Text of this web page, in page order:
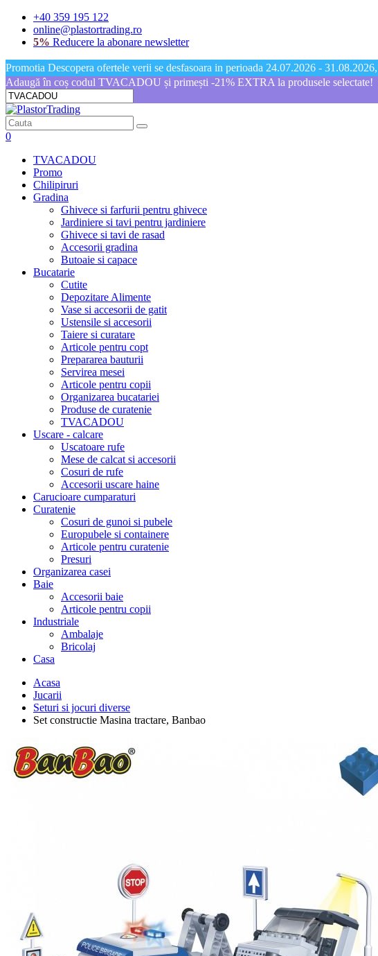
+40 359 195 122
online@plastortrading.ro
5% Reducere la abonare newsletter
Promotia Descopera ofertele verii se desfasoara in perioada 24.07.2026 -
Adaugă în coș codul TVACADOU și primești -21% EXTRA la produsele selectate!
0
TVACADOU
Promo
Chilipiruri
Gradina
Ghivece si farfurii pentru ghivece
Jardiniere si tavi pentru jardiniere
Ghivece si tavi de rasad
Accesorii gradina
Butoaie si capace
Bucatarie
Cutite
Depozitare Alimente
Vase si accesorii de gatit
Ustensile si accesorii
Taiere si curatare
Articole pentru copt
Prepararea bauturii
Servirea mesei
Articole pentru copii
Organizarea bucatariei
Produse de curatenie
TVACADOU
Uscare - calcare
Uscatoare rufe
Mese de calcat si accesorii
Cosuri de rufe
Accesorii uscare haine
Carucioare cumparaturi
Curatenie
Cosuri de gunoi si pubele
Europubele si containere
Articole pentru curatenie
Presuri
Organizarea casei
Baie
Accesorii baie
Articole pentru copii
Industriale
Ambalaje
Bricolaj
Casa
Acasa
Jucarii
Seturi si jocuri diverse
Set constructie Masina tractare, Banbao